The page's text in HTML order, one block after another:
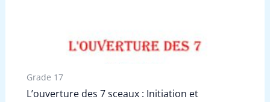
Grade 17
L’ouverture des 7 sceaux : Initiation et